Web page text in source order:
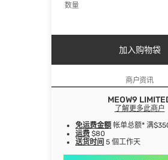
数量
加入购物袋
商户资讯
MEOW9
了解更多此商户
免运费金额 帐单总额* 满
运费 $80
送货时间 5 個工作天